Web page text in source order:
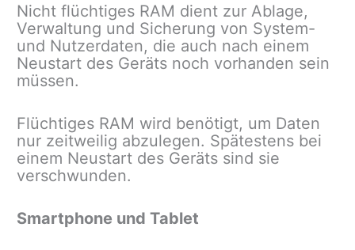
Nicht flüchtiges RAM dient zur Ablage,
Verwaltung und Sicherung von System-
und Nutzerdaten, die auch nach einem
Neustart des Geräts noch vorhanden sein
müssen.
Flüchtiges RAM wird benötigt, um Daten
nur zeitweilig abzulegen. Spätestens bei
einem Neustart des Geräts sind sie
verschwunden.
Smartphone und Tablet